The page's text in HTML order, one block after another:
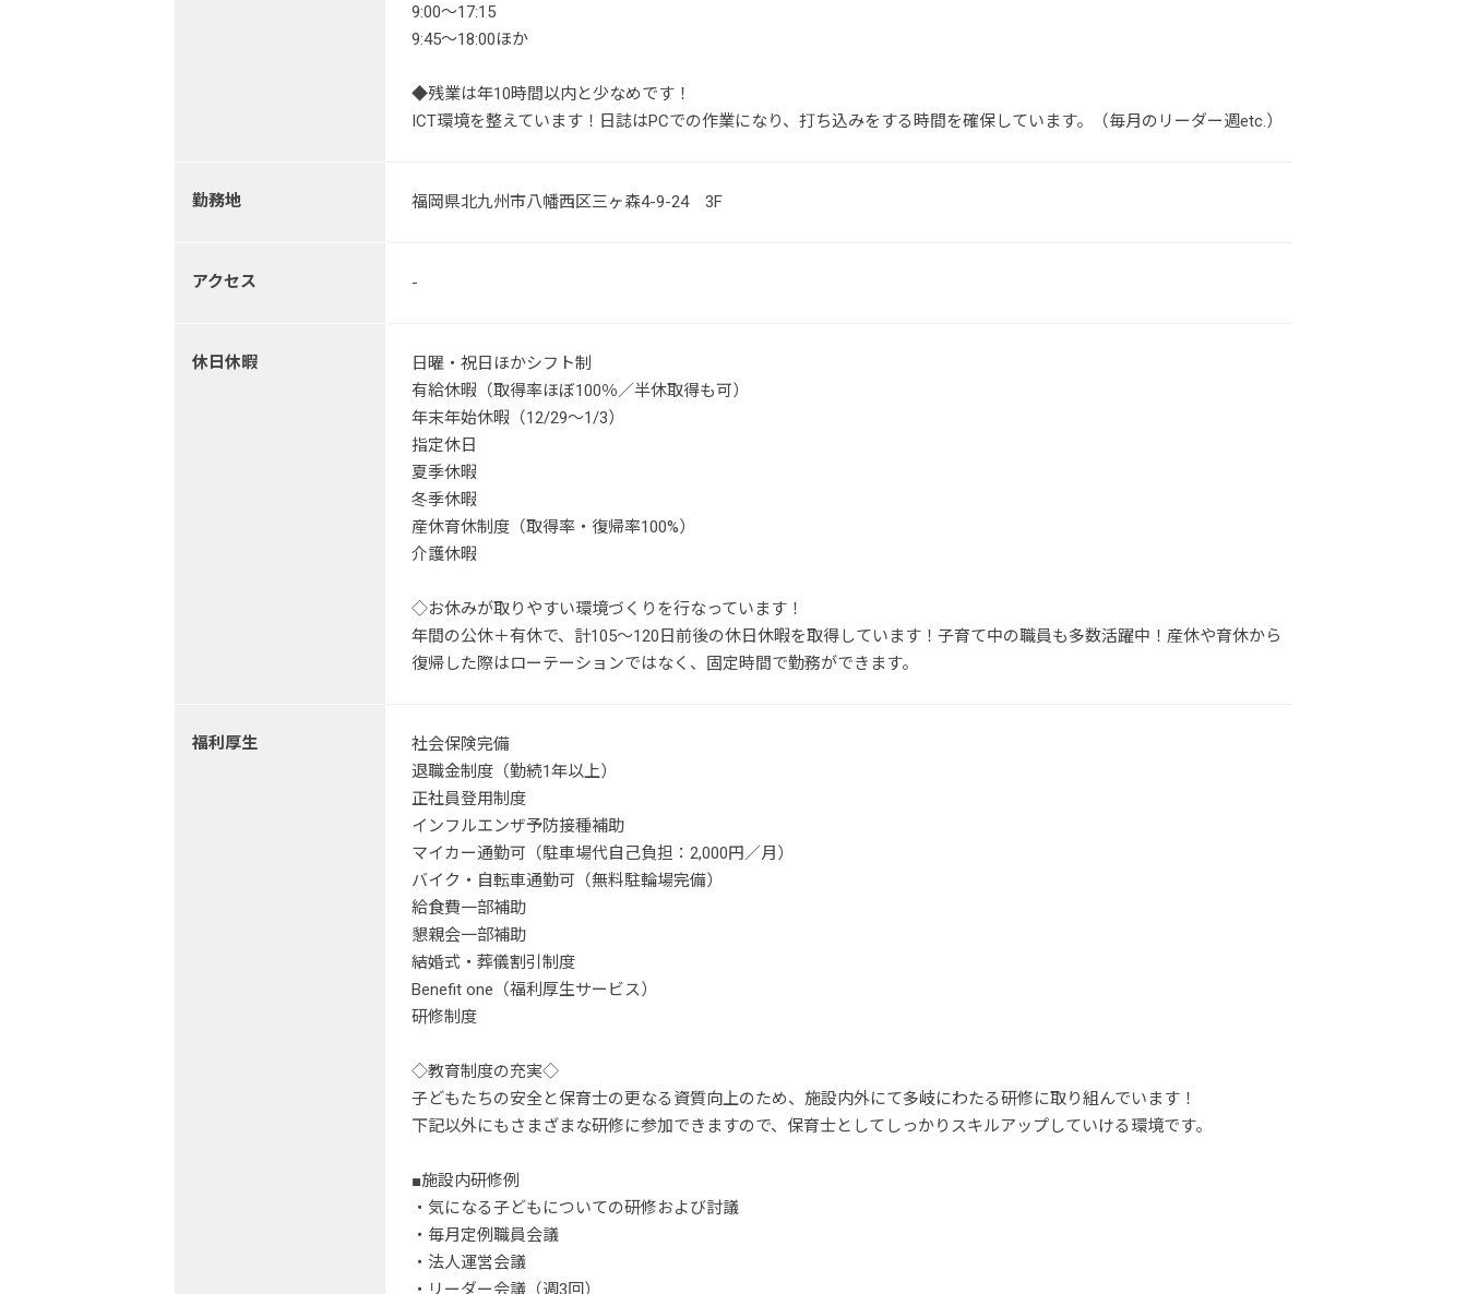
9:00～17:15
9:45～18:00ほか
◆残業は年10時間以内と少なめです！
ICT環境を整えています！日誌はPCでの作業になり、打ち込みをする時間を確保しています。（毎月のリーダー週etc.）
勤務地 福岡県北九州市八幡西区三ヶ森4-9-24 3F
アクセス -
休日休暇
日曜・祝日ほかシフト制
有給休暇（取得率ほぼ100％／半休取得も可）
年末年始休暇（12/29～1/3）
指定休日
夏季休暇
冬季休暇
産休育休制度（取得率・復帰率100%）
介護休暇
◇お休みが取りやすい環境づくりを行なっています！
年間の公休＋有休で、計105～120日前後の休日休暇を取得しています！子育て中の職員も多数活躍中！産休や育休から
復帰した際はローテーションではなく、固定時間で勤務ができます。
福利厚生
社会保険完備
退職金制度（勤続1年以上）
正社員登用制度
インフルエンザ予防接種補助
マイカー通勤可（駐車場代自己負担：2,000円／月）
バイク・自転車通勤可（無料駐輪場完備）
給食費一部補助
懇親会一部補助
結婚式・葬儀割引制度
Benefit one（福利厚生サービス）
研修制度
◇教育制度の充実◇
子どもたちの安全と保育士の更なる資質向上のため、施設内外にて多岐にわたる研修に取り組んでいます！
下記以外にもさまざまな研修に参加できますので、保育士としてしっかりスキルアップしていける環境です。
■施設内研修例
・気になる子どもについての研修および討議
・毎月定例職員会議
・法人運営会議
・リーダー会議（週3回）